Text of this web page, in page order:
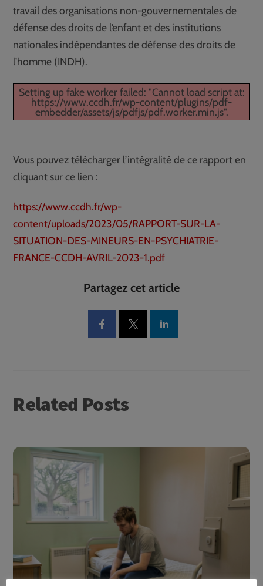
travail des organisations non-gouvernementales de
défense des droits de l’enfant et des institutions
nationales indépendantes de défense des droits de
l’homme (INDH).
Setting up fake worker failed: "Cannot load script at:
https://www.ccdh.fr/wp-content/plugins/pdf-
embedder/assets/js/pdfjs/pdf.worker.min.js".
Vous pouvez télécharger l’intégralité de ce rapport en
cliquant sur ce lien :
https://www.ccdh.fr/wp-
content/uploads/2023/05/RAPPORT-SUR-LA-
SITUATION-DES-MINEURS-EN-PSYCHIATRIE-
FRANCE-CCDH-AVRIL-2023-1.pdf
Partagez cet article
Related Posts